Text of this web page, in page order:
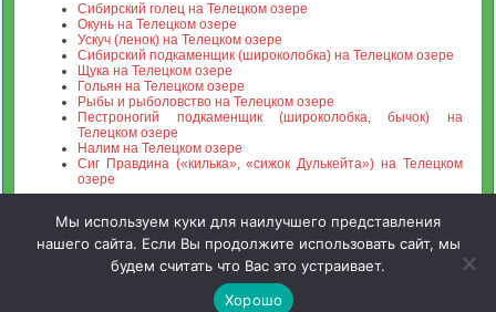
Сибирский голец на Телецком озере
Окунь на Телецком озере
Ускуч (ленок) на Телецком озере
Сибирский подкаменщик (широколобка) на Телецком озере
Щука на Телецком озере
Гольян на Телецком озере
Рыбы и рыболовство на Телецком озере
Пестроногий подкаменщик (широколобка, бычок) на
Телецком озере
Налим на Телецком озере
Сиг Правдина («килька», «сижок Дулькейта») на Телецком
озере
Зооинженерный факультет МСХА. Неофициальный сайт
Мы используем куки для наилучшего представления
нашего сайта. Если Вы продолжите использовать сайт, мы
будем считать что Вас это устраивает.
Хорошо